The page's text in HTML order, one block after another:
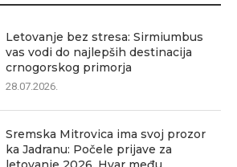
Letovanje bez stresa: Sirmiumbus
vas vodi do najlepših destinacija
crnogorskog primorja
28.07.2026.
Sremska Mitrovica ima svoj prozor
ka Jadranu: Počele prijave za